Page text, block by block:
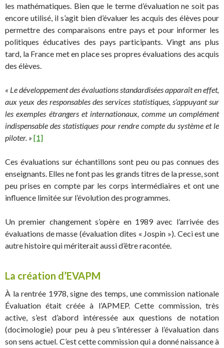
les mathématiques. Bien que le terme d’évaluation ne soit pas
encore utilisé, il s’agit bien d’évaluer les acquis des élèves pour
permettre des comparaisons entre pays et pour informer les
politiques éducatives des pays participants. Vingt ans plus
tard, la France met en place ses propres évaluations des acquis
des élèves.
« Le développement des évaluations standardisées apparaît en effet,
aux yeux des responsables des services statistiques, s’appuyant sur
les exemples étrangers et internationaux, comme un complément
indispensable des statistiques pour rendre compte du système et le
piloter. » [1]
Ces évaluations sur échantillons sont peu ou pas connues des
enseignants. Elles ne font pas les grands titres de la presse, sont
peu prises en compte par les corps intermédiaires et ont une
influence limitée sur l’évolution des programmes.
Un premier changement s’opère en 1989 avec l’arrivée des
évaluations de masse (évaluation dites « Jospin »). Ceci est une
autre histoire qui mériterait aussi d’être racontée.
La création d’EVAPM
À la rentrée 1978, signe des temps, une commission nationale
Évaluation était créée à l’APMEP. Cette commission, très
active, s’est d’abord intéressée aux questions de notation
(docimologie) pour peu à peu s’intéresser à l’évaluation dans
son sens actuel. C’est cette commission qui a donné naissance à